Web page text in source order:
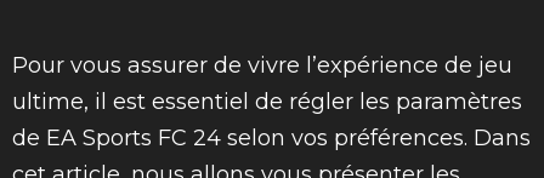
Pour vous assurer de vivre l’expérience de jeu
ultime, il est essentiel de régler les paramètres
de EA Sports FC 24 selon vos préférences. Dans